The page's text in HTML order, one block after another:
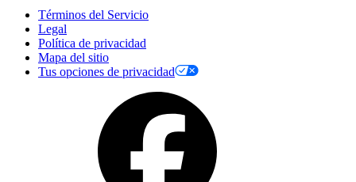
Términos del Servicio
Legal
Política de privacidad
Mapa del sitio
Tus opciones de privacidad